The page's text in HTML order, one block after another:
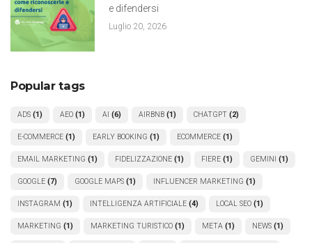
e difendersi
Luglio 20, 2026
Popular tags
ADS (1) AEO (1) AI (6) AIRBNB (1) CHATGPT (2)
E-COMMERCE (1) EARLY BOOKING (1) ECOMMERCE (1)
EMAIL MARKETING (1) FIDELIZZAZIONE (1) FIERE (1) GEMINI (1)
GOOGLE (7) GOOGLE MAPS (1) INFLUENCER MARKETING (1)
INSTAGRAM (1) INTELLIGENZA ARTIFICIALE (4) LOCAL SEO (1)
MARKETING (1) MARKETING TURISTICO (1) META (1) NEWS (1)